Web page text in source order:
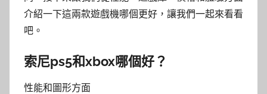
介紹一下這兩款遊戲機哪個更好，讓我們一起來看看
吧。
索尼ps5和xbox哪個好？
性能和圖形方面